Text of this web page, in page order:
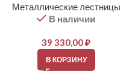
Металлические лестницы
В наличии
39 330,00₽
В КОРЗИНУ